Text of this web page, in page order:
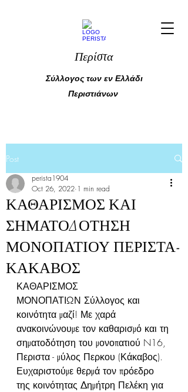
Περίστα
Σύλλογος των εν Ελλάδι
Περιστιάνων
Post
ΚΑΘΑΡΙΣΜΟΣ ΚΑΙ
ΣΗΜΑΤΟΔΟΤΗΣΗ
ΜΟΝΟΠΑΤΙΟΥ ΠΕΡΙΣΤΑ-
ΚΑΚΑΒΟΣ
perista1904
Oct 26, 2022 1 min read
ΚΑΘΑΡΙΣΜΟΣ
ΜΟΝΟΠΑΤΙΩΝ Σύλλογος και
κοινότητα μαζί! Με χαρά
ανακοινώνουμε τον καθαρισμό και τη
σηματοδότηση του μονοπατιού N16,
Περιστα - μύλος Περκου (Κάκαβος).
Ευχαριστούμε θερμά τον πρόεδρο
της κοινότητας Δημήτρη Πελέκη για